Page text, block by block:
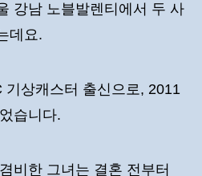
강남 노블발렌티에서 두 사
데요.
기상캐스터 출신으로, 2011
습니다.
비한 그녀는 결혼 전부터